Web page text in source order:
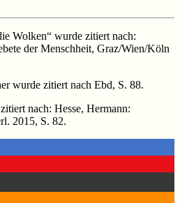
Wolken“ wurde zitiert nach:
der Menschheit, Graz/Wien/Köln
wurde zitiert nach Ebd, S. 88.
nach: Hesse, Hermann:
2015, S. 82.